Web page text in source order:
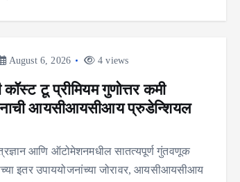
August 6, 2026 4 views
टू प्रीमियम गुणोत्तर कमी
आयसीआयसीआय प्रुडेन्शियल
आणि ऑटोमेशनमधील सातत्यपूर्ण गुंतवणूक
इतर उपाययोजनांच्या जोरावर, आयसीआयसीआय